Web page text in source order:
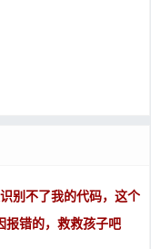
别不了我的代码，这个
错的，救救孩子吧